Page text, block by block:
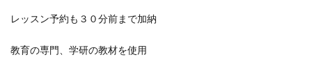
レッスン予約も３０分前まで加納
教育の専門、学研の教材を使用